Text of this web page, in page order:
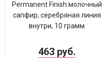
Permanent Finish молочный
сапфир, серебряная линия
внутри, 10 грамм
463 руб.